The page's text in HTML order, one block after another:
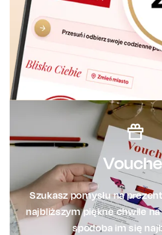
Szukasz pomysłu na
najbliższym piękne chwile
spodoba im się